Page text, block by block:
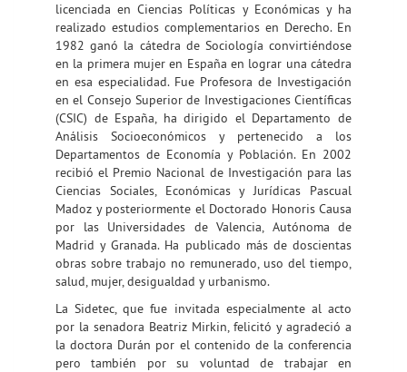
licenciada en Ciencias Políticas y Económicas y ha
realizado estudios complementarios en Derecho. En
1982 ganó la cátedra de Sociología convirtiéndose
en la primera mujer en España en lograr una cátedra
en esa especialidad. Fue Profesora de Investigación
en el Consejo Superior de Investigaciones Científicas
(CSIC) de España, ha dirigido el Departamento de
Análisis Socioeconómicos y pertenecido a los
Departamentos de Economía y Población. En 2002
recibió el Premio Nacional de Investigación para las
Ciencias Sociales, Económicas y Jurídicas Pascual
Madoz y posteriormente el Doctorado Honoris Causa
por las Universidades de Valencia, Autónoma de
Madrid y Granada. Ha publicado más de doscientas
obras sobre trabajo no remunerado, uso del tiempo,
salud, mujer, desigualdad y urbanismo.
La Sidetec, que fue invitada especialmente al acto
por la senadora Beatriz Mirkin, felicitó y agradeció a
la doctora Durán por el contenido de la conferencia
pero también por su voluntad de trabajar en